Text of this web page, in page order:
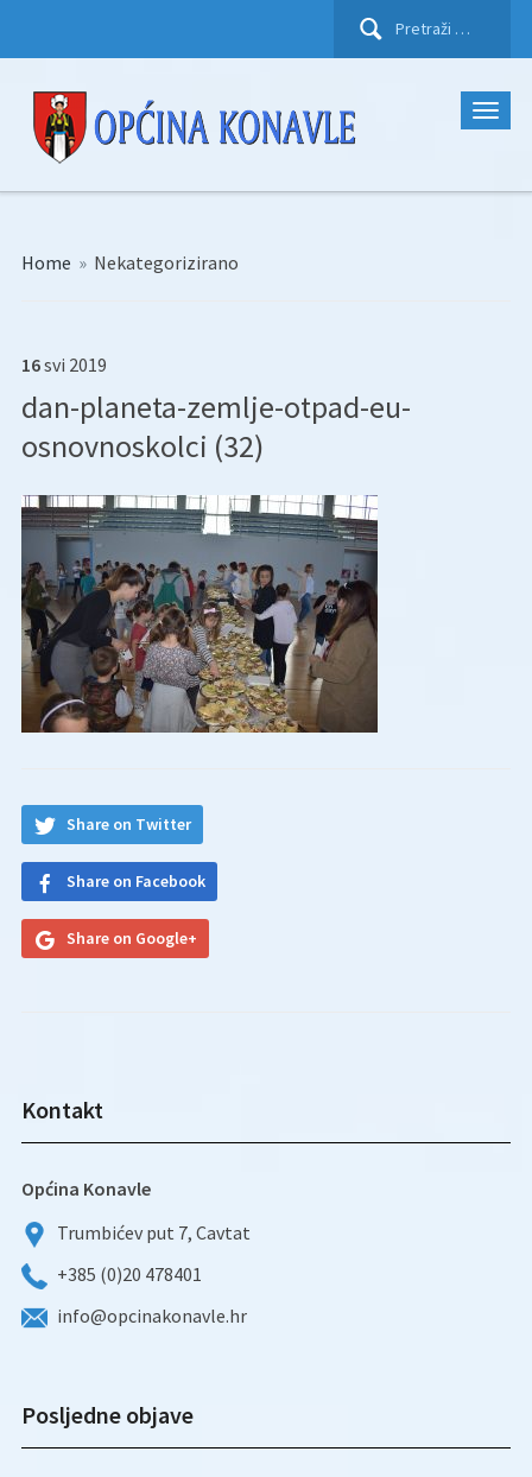
Pretraži:
Home » Nekategorizirano
16svi 2019
dan-planeta-zemlje-otpad-eu-
osnovnoskolci (32)
Share on Twitter
Share on Facebook
Share on Google+
Kontakt
Općina Konavle
Trumbićev put 7, Cavtat
+385 (0)20 478401
info@opcinakonavle.hr
Posljedne objave